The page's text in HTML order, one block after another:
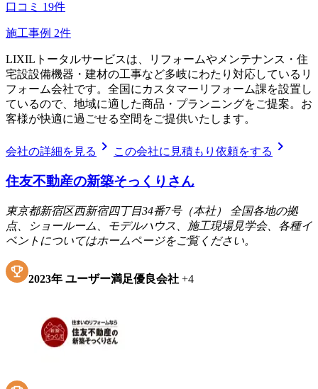
口コミ 19件
施工事例 2件
LIXILトータルサービスは、リフォームやメンテナンス・住
宅設設備機器・建材の工事など多岐にわたり対応しているリ
フォーム会社です。全国にカスタマーリフォーム課を設置し
ているので、地域に適した商品・プランニングをご提案。お
客様が快適に過ごせる空間をご提供いたします。
会社の詳細を見る chevron_right この会社に見積もり依頼をする chevron_right
住友不動産の新築そっくりさん
東京都新宿区西新宿四丁目34番7号（本社） 全国各地の拠
点、ショールーム、モデルハウス、施工現場見学会、各種イ
ベントについてはホームページをご覧ください。
2023年 ユーザー満足優良会社 +4